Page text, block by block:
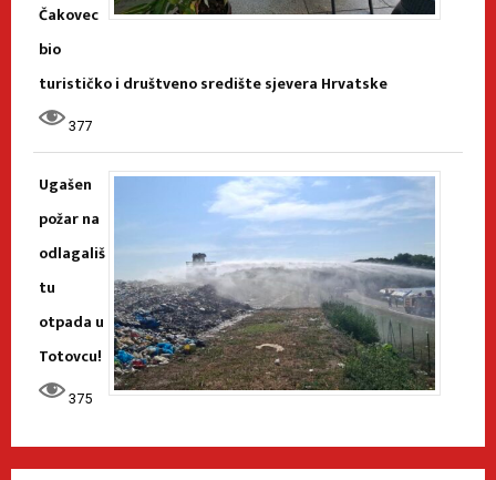
Čakovec
bio
turističko i društveno središte sjevera Hrvatske
377
Ugašen
požar na
odlagališ
tu
otpada u
Totovcu!
375